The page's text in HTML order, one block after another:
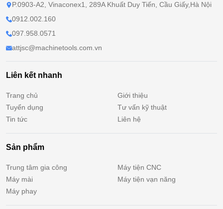
P.0903-A2, Vinaconex1, 289A Khuất Duy Tiến, Cầu Giấy,Hà Nội
0912.002.160
097.958.0571
attjsc@machinetools.com.vn
Liên kết nhanh
Trang chủ
Giới thiệu
Tuyển dụng
Tư vấn kỹ thuật
Tin tức
Liên hệ
Sản phẩm
Trung tâm gia công
Máy tiện CNC
Máy mài
Máy tiện vạn năng
Máy phay